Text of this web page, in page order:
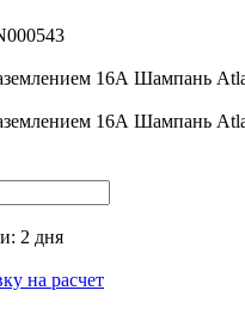
2 дня
на расчет